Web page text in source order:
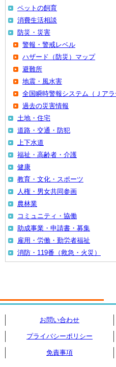
ペットの飼育
消費生活相談
防災・災害
警報・警戒レベル
ハザード（防災）マップ
避難所
地震・風水害
全国瞬時警報システム（Ｊアラ
過去の災害情報
土地・住宅
道路・交通・防犯
上下水道
福祉・高齢者・介護
健康
教育・文化・スポーツ
人権・男女共同参画
農林業
コミュニティ・協働
助成事業・申請書・募集
雇用・労働・勤労者福祉
消防・119番（救急・火災）
お問い合わせ
プライバシーポリシー
免責事項